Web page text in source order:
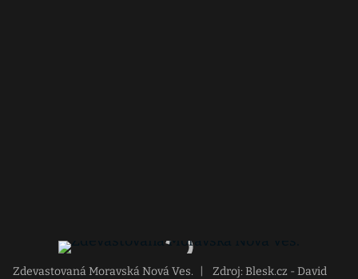
Zdevastovaná Moravská Nová Ves.
Zdroj: Blesk.cz - David